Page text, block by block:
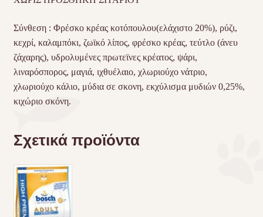
Σύνθεση : Φρέσκο κρέας κοτόπουλου(ελάχιστο 20%), ρύζι,
κεχρί, καλαμπόκι, ζωϊκό λίπος, φρέσκο κρέας, τεύτλο (άνευ
ζάχαρης), υδρολυμένες πρωτεϊνες κρέατος, ψάρι,
λιναρόσπορος, μαγιά, ιχθυέλαιο, χλωριούχο νάτριο,
χλωριούχο κάλιο, μύδια σε σκονη, εκχύλισμα μυδιών 0,25%,
κιχώριο σκόνη.
Σχετικά προϊόντα